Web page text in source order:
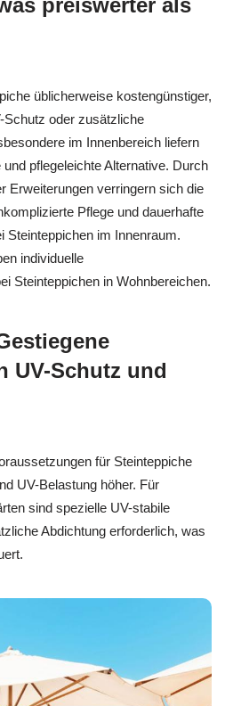
preiswerter als
üblicherweise kostengünstiger,
oder zusätzliche
im Innenbereich liefern
pflegeleichte Alternative. Durch
Erweiterungen verringern sich die
Pflege und dauerhafte
Steinteppichen im Innenraum.
individuelle
Steinteppichen in Wohnbereichen.
UV-Schutz und
für Steinteppiche
UV-Belastung höher. Für
sind spezielle UV-stabile
Abdichtung erforderlich, was